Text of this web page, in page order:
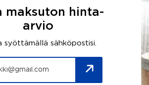
maksuton hinta-
arvio
syöttämällä sähköpostisi.